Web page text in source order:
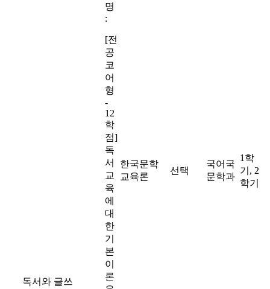
독서와 글쓰
명
:
[전
공
코
어
형
-
12
학
점]
독
서
교
육
에
대
한
기
본
이
론
한국문학
교육론
선택
국어국
문학과
1학
기, 2
학기